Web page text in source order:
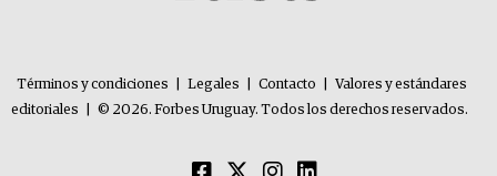
Términos y condiciones Legales Contacto
Valores y estándares
editoriales
© 2026. Forbes Uruguay. Todos los derechos reservados.